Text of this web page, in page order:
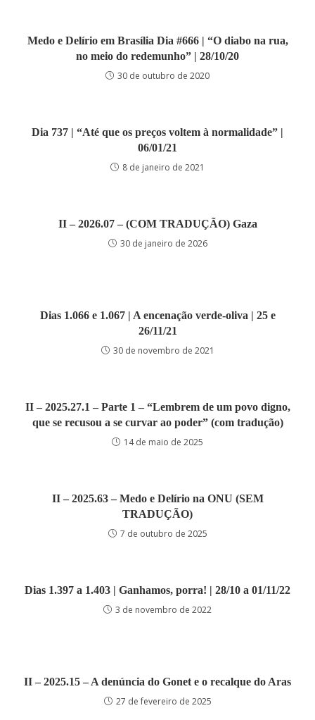
Medo e Delírio em Brasília Dia #666 | “O diabo na rua,
no meio do redemunho” | 28/10/20
30 de outubro de 2020
Dia 737 | “Até que os preços voltem à normalidade” |
06/01/21
8 de janeiro de 2021
II – 2026.07 – (COM TRADUÇÃO) Gaza
30 de janeiro de 2026
Dias 1.066 e 1.067 | A encenação verde-oliva | 25 e
26/11/21
30 de novembro de 2021
II – 2025.27.1 – Parte 1 – “Lembrem de um povo digno,
que se recusou a se curvar ao poder” (com tradução)
14 de maio de 2025
II – 2025.63 – Medo e Delírio na ONU (SEM
TRADUÇÃO)
7 de outubro de 2025
Dias 1.397 a 1.403 | Ganhamos, porra! | 28/10 a 01/11/22
3 de novembro de 2022
II – 2025.15 – A denúncia do Gonet e o recalque do Aras
27 de fevereiro de 2025